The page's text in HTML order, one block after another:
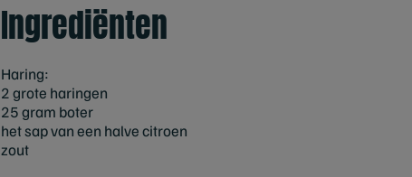
Ingrediënten
Haring:
2 grote haringen
25 gram boter
het sap van een halve citroen
zout